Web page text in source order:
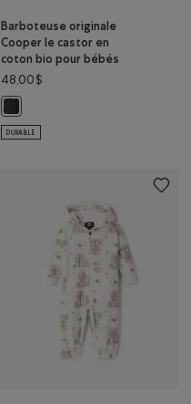
Barboteuse originale
Cooper le castor en
coton bio pour bébés
48,00$
DURABLE